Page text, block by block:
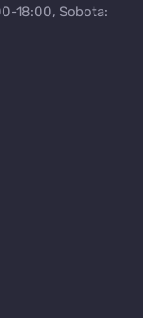
18:00, Sobota: